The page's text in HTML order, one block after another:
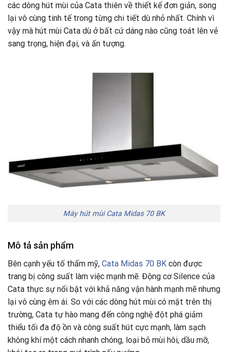
các dòng hút mùi của Cata thiên về thiết kế đơn giản, song
lại vô cùng tinh tế trong từng chi tiết dù nhỏ nhất. Chính vì
vậy mà hút mùi Cata dù ở bất cứ dáng nào cũng toát lên vẻ
sang trọng, hiện đại, và ấn tượng.
Máy hút mùi Cata Midas 70 BK
Mô tả sản phẩm
Bên cạnh yếu tố thẩm mỹ, Cata Midas 70 BK còn được
trang bị công suất làm việc mạnh mẽ. Động cơ Silence của
Cata thực sự nổi bật với khả năng vận hành mạnh mẽ nhưng
lại vô cùng êm ái. So với các dòng hút mùi có mặt trên thị
trường, Cata tự hào mang đến công nghệ đột phá giảm
thiểu tối đa độ ồn và công suất hút cực mạnh, làm sạch
không khí một cách nhanh chóng, loại bỏ mùi hôi, dầu mỡ,